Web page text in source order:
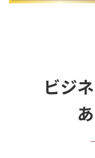
ビジ